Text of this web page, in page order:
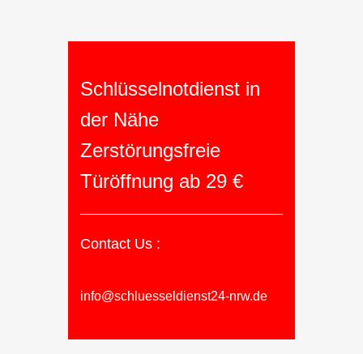
Schlüsselnotdienst in
der Nähe
Zerstörungsfreie
Türöffnung ab 29 €
Contact Us :
info@schluesseldienst24-nrw.de